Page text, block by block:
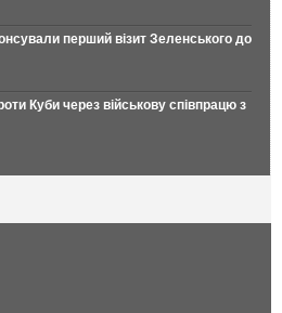
перший візит Зеленського до
Куби через військову співпрацю з